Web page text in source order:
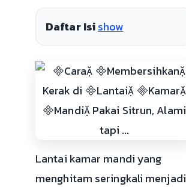
Daftar Isishow
Lantai kamar mandi yang
menghitam seringkali menjadi